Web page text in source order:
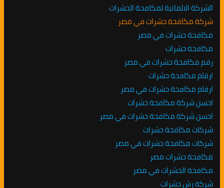
الشركة الالمانية لمكافحة الحشرات
شركة مكافحة حشرات في مصر
مكافحة حشرات في مصر
مكافحة حشرات
رقم مكافحة حشرات في مصر
ارقام مكافحة حشرات
ارقام مكافحة حشرات في مصر
احسن شركة مكافحة حشرات
احسن شركة مكافحة حشرات في مصر
شركات مكافحة حشرات
شركات مكافحة حشرات في مصر
مكافحة حشرات مصر
مكافحة الحشرات في مصر
شركة رش حشرات